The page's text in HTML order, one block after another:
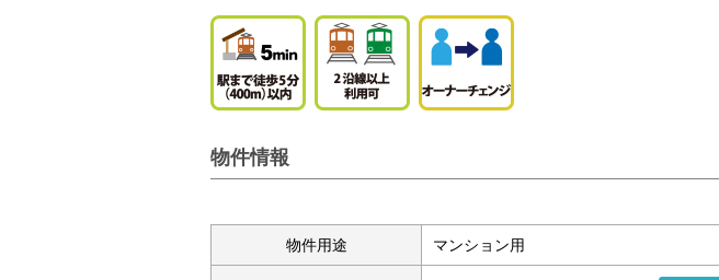
物件情報
物件用途 マンション用